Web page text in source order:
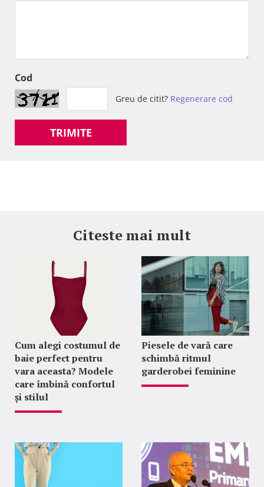
Cod
Greu de citit? Regenerare cod
TRIMITE
Citeste mai mult
Cum alegi costumul de
baie perfect pentru
vara aceasta? Modele
care îmbină confortul
și stilul
Piesele de vară care
schimbă ritmul
garderobei feminine